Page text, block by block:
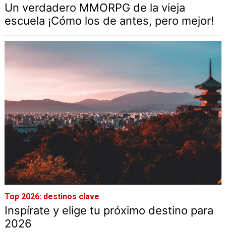
Un verdadero MMORPG de la vieja
escuela ¡Cómo los de antes, pero mejor!
Top 2026: destinos clave
Inspírate y elige tu próximo destino para
2026